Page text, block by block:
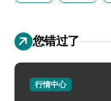
您错过了
行情中心